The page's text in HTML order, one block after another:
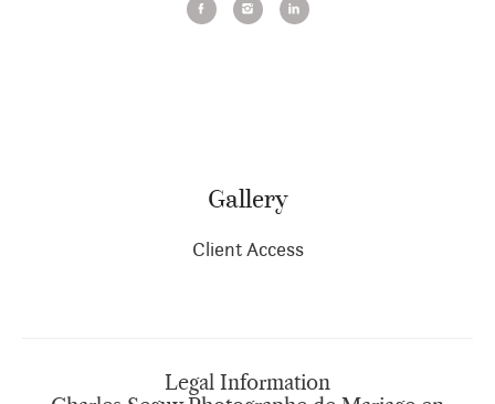
Gallery
Client Access
Legal Information